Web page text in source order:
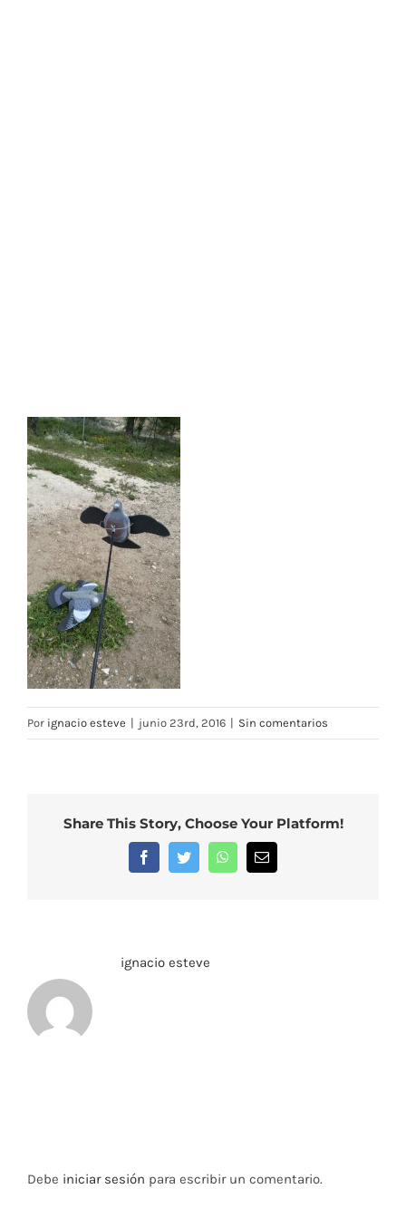
Por ignacio esteve | junio 23rd, 2016 | Sin comentarios
Share This Story, Choose Your Platform!
FacebookTwitter WhatsAppCorreo
electrónico
ignacio esteve
Debe iniciar sesión para escribir un comentario.